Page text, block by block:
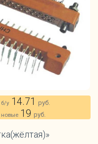
у 14.71руб.
новые 19руб.